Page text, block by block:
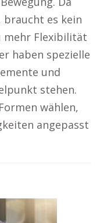
braucht es kein
mehr Flexibilität
haben spezielle
und
stehen.
wählen,
angepasst